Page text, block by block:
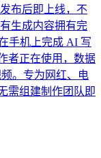
布后即上线，不
生成内容拥有完
手机上完成 AI 写
者正在使用，数据
。专为网红、电
需组建制作团队即